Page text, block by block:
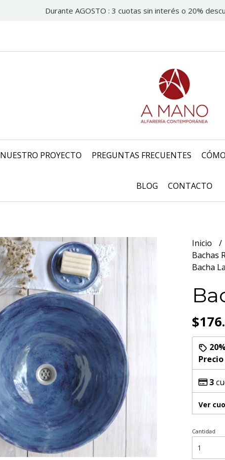
Durante AGOSTO : 3 cuotas sin interés o 20%
NUESTRO PROYECTO PREGUNTAS FRECUENTES
BLOG CONTACTO
Inicio
Bachas
Bacha
3
Ver
Cantidad